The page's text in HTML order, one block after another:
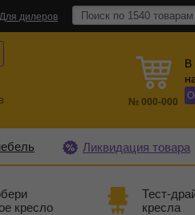
Для дилеров
№ 000-000
В
Ликвидация товара
кресло
Тест-
кресла